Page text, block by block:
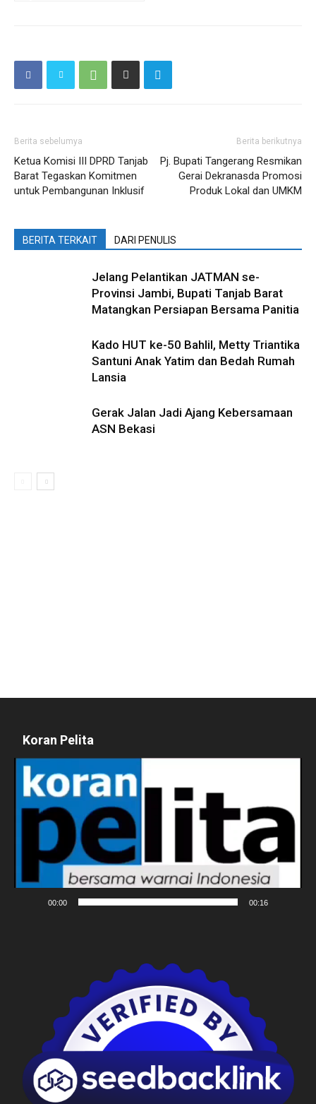
Berita sebelumya
Ketua Komisi III DPRD Tanjab
Barat Tegaskan Komitmen
untuk Pembangunan Inklusif
Berita berikutnya
Pj. Bupati Tangerang Resmikan
Gerai Dekranasda Promosi
Produk Lokal dan UMKM
BERITA TERKAIT DARI PENULIS
Jelang Pelantikan JATMAN se-
Provinsi Jambi, Bupati Tanjab Barat
Matangkan Persiapan Bersama Panitia
Kado HUT ke-50 Bahlil, Metty Triantika
Santuni Anak Yatim dan Bedah Rumah
Lansia
Gerak Jalan Jadi Ajang Kebersamaan
ASN Bekasi
Koran Pelita
Pemutar
Video
00:00 00:16